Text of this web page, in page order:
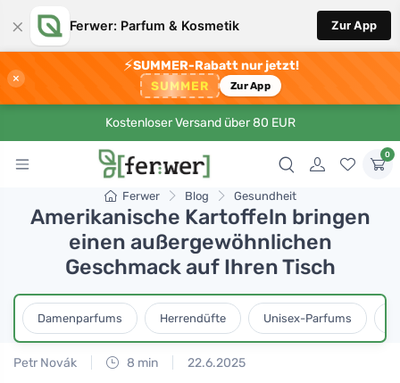
× Ferwer: Parfum & Kosmetik Zur App
×
⚡SUMMER-Rabatt nur jetzt!
SUMMER Zur App
Kostenloser Versand über 80 EUR
0
Ferwer Blog Gesundheit
Amerikanische Kartoffeln bringen
einen außergewöhnlichen
Geschmack auf Ihren Tisch
Damenparfums Herrendüfte Unisex-Parfums
Petr Novák 8 min 22.6.2025